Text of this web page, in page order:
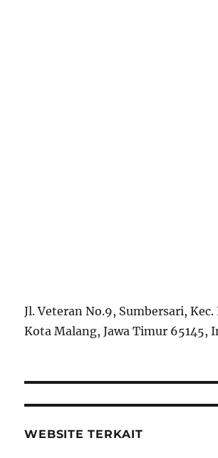
Jl. Veteran No.9, Sumbersari,
Kota Malang, Jawa Timur 65145,
WEBSITE TERKAIT